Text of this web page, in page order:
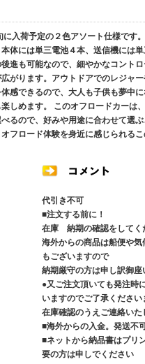
入荷予定の２色アソート仕様です
体には単三電池４本、送信機には
進も可能なので、細やかなコント
がります。アウトドアでのレジャ
感できるので、大人も子供も夢中
しめます。 このオフロードカーは
るので、好みや用途に合わせて選
フロード体験を身近に感じられる
代引き不可
■注文する前に！
在庫 納期の確認をしてく
海外からの商品は船便や
もございますので
納期厳守の方は申し訳御
●又ご注文頂いても発注時
いますのでご了承ください
在庫確認のうえご連絡いた
■海外からの入金。発送不
■ネットから納品書はプ
要の方は申しでください